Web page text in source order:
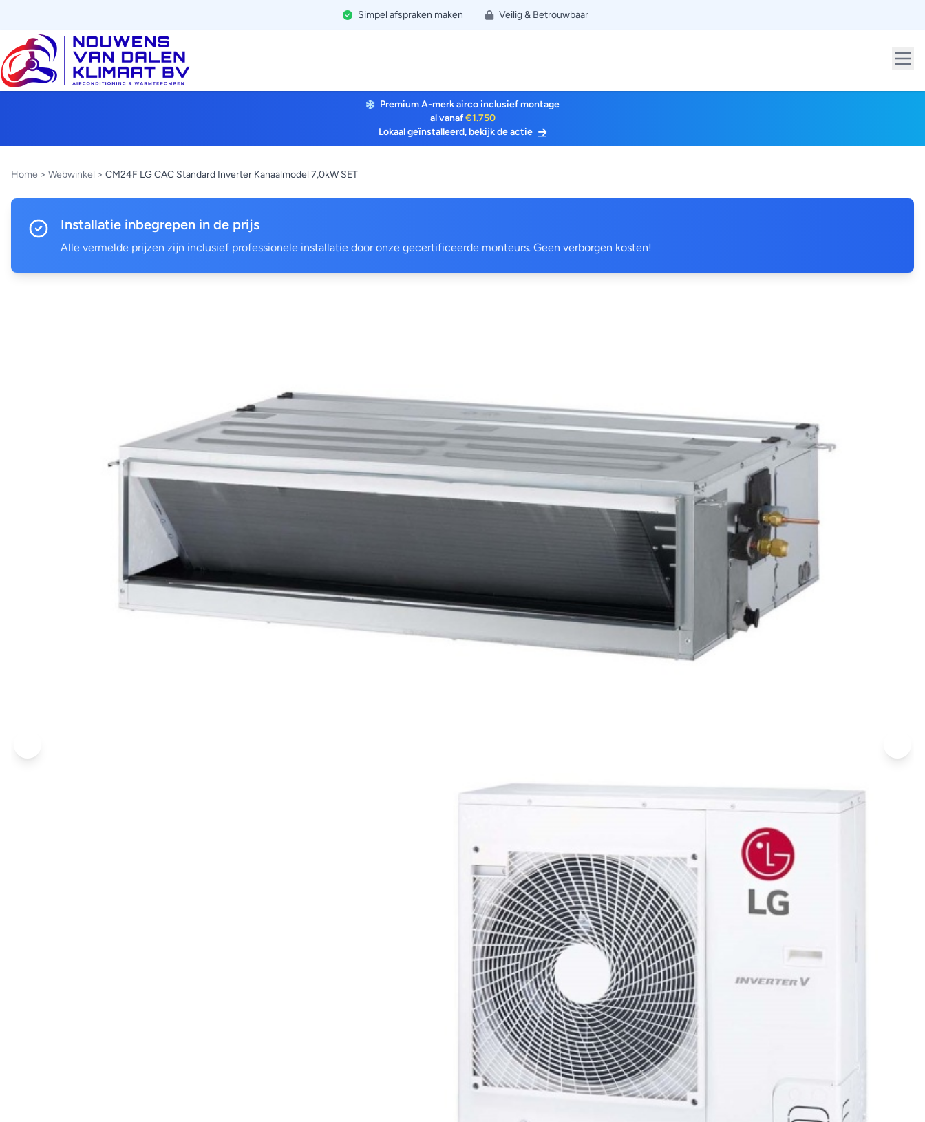
Simpel afspraken maken Veilig & Betrouwbaar
Premium A-merk airco inclusief montage
al vanaf€1.750
Lokaal geïnstalleerd, bekijk de actie
Home > Webwinkel > CM24F LG CAC Standard Inverter Kanaalmodel 7,0kW SET
Installatie inbegrepen in de prijs
Alle vermelde prijzen zijn inclusief professionele installatie door onze gecertificeerde monteurs. Geen verborgen kosten!